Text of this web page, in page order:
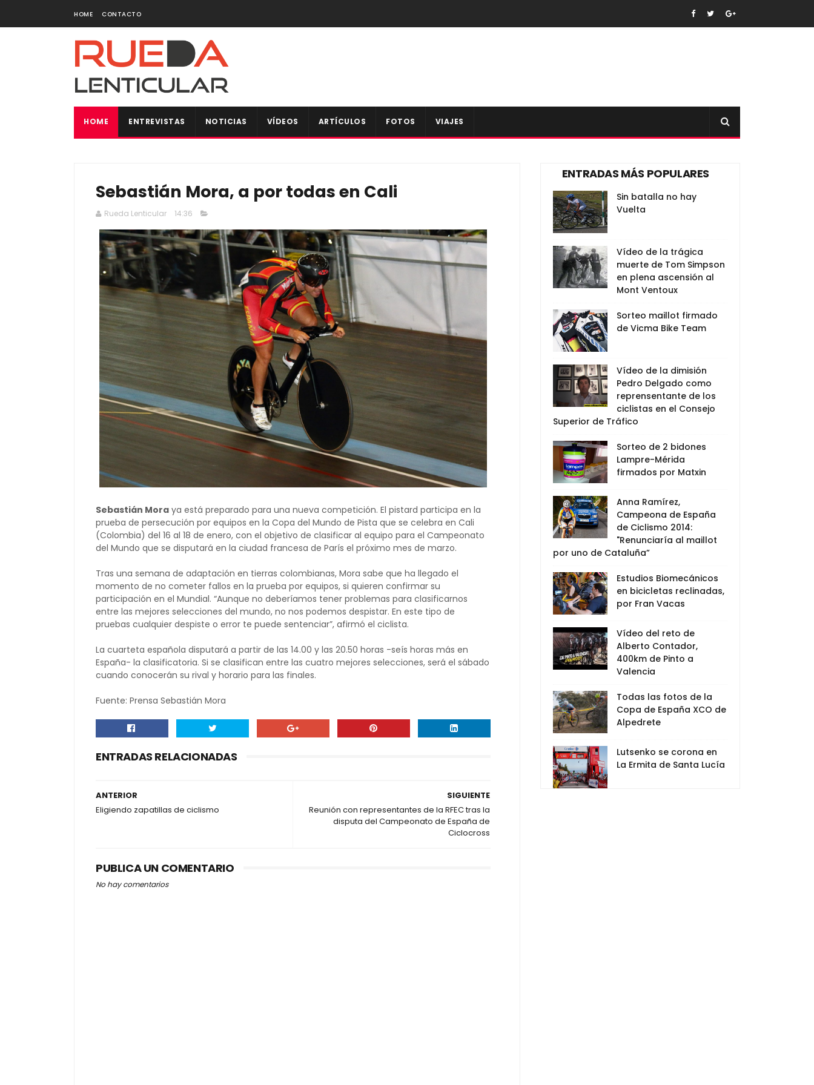
HOME CONTACTO
HOME ENTREVISTAS NOTICIAS VÍDEOS ARTÍCULOS FOTOS VIAJES
Sebastián Mora, a por todas en Cali
Rueda Lenticular 14:36
Sebastián Mora ya está preparado para una nueva competición. El pistard participa en la
prueba de persecución por equipos en la Copa del Mundo de Pista que se celebra en Cali
(Colombia) del 16 al 18 de enero, con el objetivo de clasificar al equipo para el Campeonato
del Mundo que se disputará en la ciudad francesa de París el próximo mes de marzo.
Tras una semana de adaptación en tierras colombianas, Mora sabe que ha llegado el
momento de no cometer fallos en la prueba por equipos, si quieren confirmar su
participación en el Mundial. “Aunque no deberíamos tener problemas para clasificarnos
entre las mejores selecciones del mundo, no nos podemos despistar. En este tipo de
pruebas cualquier despiste o error te puede sentenciar”, afirmó el ciclista.
La cuarteta española disputará a partir de las 14.00 y las 20.50 horas -seís horas más en
España- la clasificatoria. Si se clasifican entre las cuatro mejores selecciones, será el sábado
cuando conocerán su rival y horario para las finales.
Fuente: Prensa Sebastián Mora
ENTRADAS RELACIONADAS
SIGUIENTE
Reunión con representantes de la RFEC tras la
disputa del Campeonato de España de
Ciclocross
ANTERIOR
Eligiendo zapatillas de ciclismo
PUBLICA UN COMENTARIO
No hay comentarios
ENTRADAS MÁS POPULARES
Sin batalla no hay
Vuelta
Vídeo de la trágica
muerte de Tom Simpson
en plena ascensión al
Mont Ventoux
Sorteo maillot firmado
de Vicma Bike Team
Vídeo de la dimisión
Pedro Delgado como
reprensentante de los
ciclistas en el Consejo
Superior de Tráfico
Sorteo de 2 bidones
Lampre-Mérida
firmados por Matxin
Anna Ramírez,
Campeona de España
de Ciclismo 2014:
"Renunciaría al maillot
por uno de Cataluña”
Estudios Biomecánicos
en bicicletas reclinadas,
por Fran Vacas
Vídeo del reto de
Alberto Contador,
400km de Pinto a
Valencia
Todas las fotos de la
Copa de España XCO de
Alpedrete
Lutsenko se corona en
La Ermita de Santa Lucía